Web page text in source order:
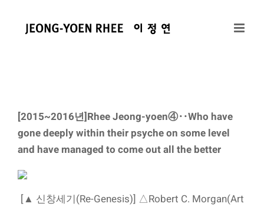
[2015~2016년]Rhee Jeong-yoen④‥Who have
gone deeply within their psyche on some level
and have managed to come out all the better
[▲ 신창세기(Re-Genesis)] △Robert C. Morgan(Art